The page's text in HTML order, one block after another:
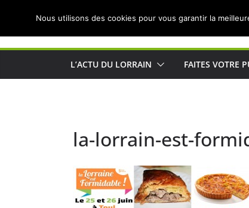
Actualités de Lorraine pour les Lorrains
L’ACTU DU LORRAIN FAITES VOTRE
la-lorrain-est-
Nous utilisons des cookies pour vous garantir la